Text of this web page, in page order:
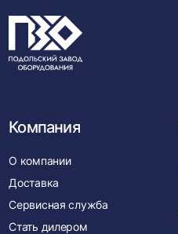
Компания
О компании
Доставка
Сервисная служба
Стать дилером